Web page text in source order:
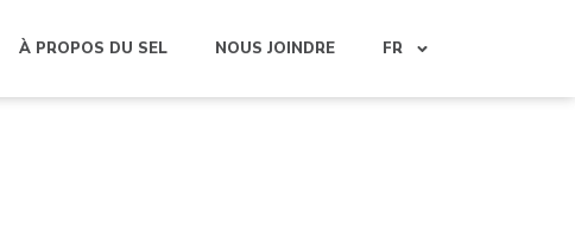
À PROPOS DU SEL NOUS JOINDRE FR